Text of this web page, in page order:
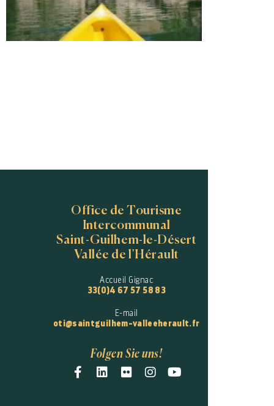
Office de Tourisme
Intercommunal
Saint-Guilhem-le-Désert
Vallée de l'Hérault
Accueil Gignac
33(0)4 67 57 58 83
E-mail
oti@saintguilhem-valleeherault.fr
Folgen Sie uns!